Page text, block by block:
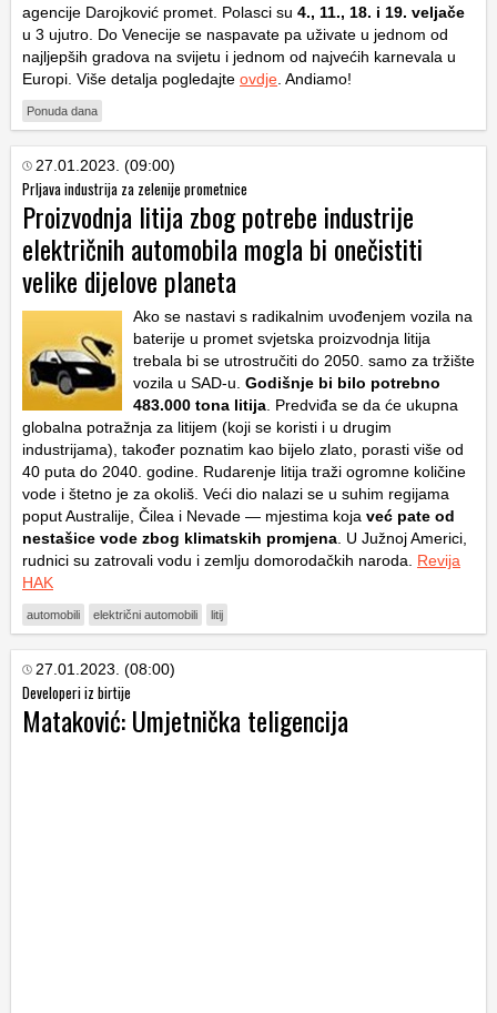
agencije Darojković promet. Polasci su 4., 11., 18. i 19. veljače
u 3 ujutro. Do Venecije se naspavate pa uživate u jednom od
najljepših gradova na svijetu i jednom od najvećih karnevala u
Europi. Više detalja pogledajte ovdje . Andiamo!
Ponuda dana
27.01.2023. (09:00)
Prljava industrija za zelenije prometnice
Proizvodnja litija zbog potrebe industrije
električnih automobila mogla bi onečistiti
velike dijelove planeta
Ako se nastavi s radikalnim uvođenjem vozila na
baterije u promet svjetska proizvodnja litija
trebala bi se utrostručiti do 2050. samo za tržište
vozila u SAD-u. Godišnje bi bilo potrebno
483.000 tona litija . Predviđa se da će ukupna
globalna potražnja za litijem (koji se koristi i u drugim
industrijama), također poznatim kao bijelo zlato, porasti više od
40 puta do 2040. godine. Rudarenje litija traži ogromne količine
vode i štetno je za okoliš. Veći dio nalazi se u suhim regijama
poput Australije, Čilea i Nevade — mjestima koja već pate od
nestašice vode zbog klimatskih promjena . U Južnoj Americi,
rudnici su zatrovali vodu i zemlju domorodačkih naroda. Revija
HAK
automobili električni automobili litij
27.01.2023. (08:00)
Developeri iz birtije
Mataković: Umjetnička teligencija